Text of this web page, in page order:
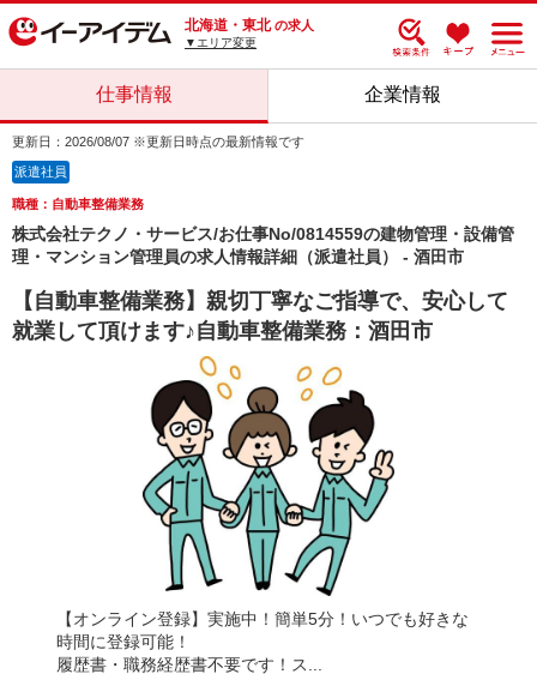
北海道・東北 の求人
▼エリア変更
仕事情報 企業情報
更新日：2026/08/07 ※更新日時点の最新情報です
派遣社員
職種：自動車整備業務
株式会社テクノ・サービス/お仕事No/0814559の建物管理・設備管
理・マンション管理員の求人情報詳細（派遣社員） - 酒田市
【自動車整備業務】親切丁寧なご指導で、安心して
就業して頂けます♪自動車整備業務：酒田市
【オンライン登録】実施中！簡単5分！いつでも好きな
時間に登録可能！
履歴書・職務経歴書不要です！ス...